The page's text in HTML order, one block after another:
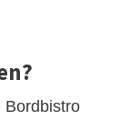
Bordbistro